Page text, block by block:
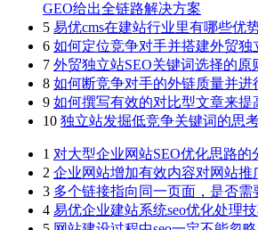
GEO给出全链路解决方案
5 易优cms在建站行业里有哪些优
6 如何定位竞争对手并搭建外贸独
7 外贸独立站SEO关键词选择的原
8 如何断竞争对手的外链质量并进
9 如何撰写有效的对比型文章来提
10 独立站发掘低竞争关键词的思
1 对大型企业网站SEO优化思路的
2 企业网站增加有效内容对网站推
3 多个链接指向同一页面，是否需
4 易优企业建站系统seo优化处理